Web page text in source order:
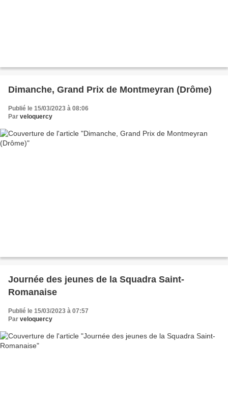
Dimanche, Grand Prix de Montmeyran (Drôme)
Publié le 15/03/2023 à 08:06
Par veloquercy
Journée des jeunes de la Squadra Saint-
Romanaise
Publié le 15/03/2023 à 07:57
Par veloquercy